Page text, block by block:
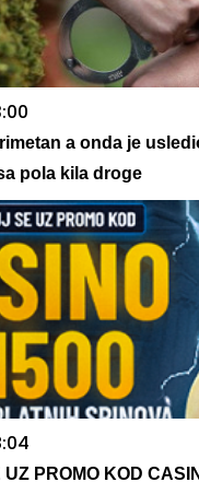
a onda je
pola kila droge
UZ PROMO KOD